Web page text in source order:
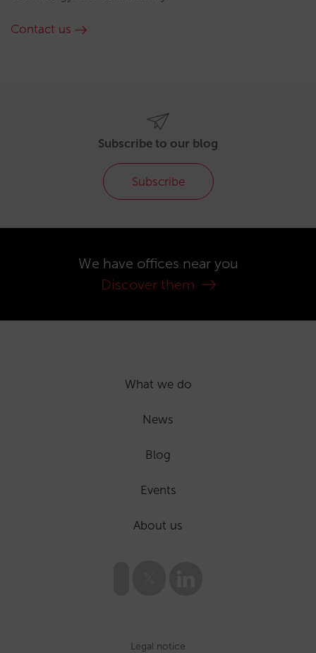
Contact us
Subscribe to our blog
Subscribe
We have offices near you
Discover them
What we do
News
Blog
Events
About us
Legal notice